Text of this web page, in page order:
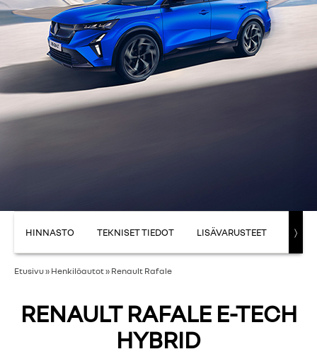
HINNASTO TEKNISET TIEDOT LISÄVARUSTEET E-
〉
Etusivu» Henkilöautot» Renault Rafale
RENAULT RAFALE E-TECH
HYBRID